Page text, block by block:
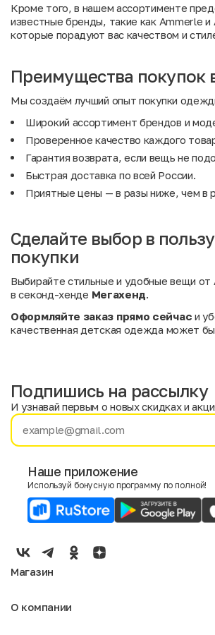
Кроме того, в нашем ассортименте
известные бренды, такие как Ammerle и
которые порадуют вас качеством и
Преимущества покупок
Мы создаём лучший опыт покупки
Широкий ассортимент брендов и
Проверенное качество каждого
Гарантия возврата, если вещь не
Быстрая доставка по всей России.
Приятные цены — в разы ниже, чем в
Сделайте выбор в
покупки
Выбирайте стильные и удобные вещи от
в секонд-хенде Мегахенд
Оформляйте заказ прямо сейчас и
качественная детская одежда может
Имя
E-mail
Мужской
Женский
Подпишись на рассылку
И узнавай первым о новых скидках и
Наше приложение
Используй бонусную программу по полной!
Магазин
Мужское
О компании